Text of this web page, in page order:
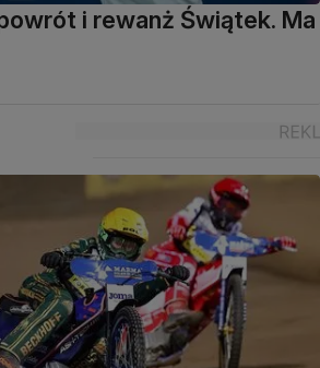
i rewanż Świątek. Ma